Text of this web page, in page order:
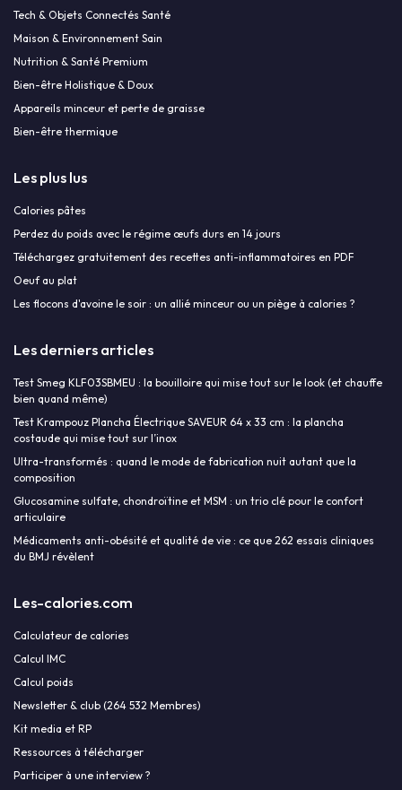
Tech & Objets Connectés Santé
Maison & Environnement Sain
Nutrition & Santé Premium
Bien-être Holistique & Doux
Appareils minceur et perte de graisse
Bien-être thermique
Les plus lus
Calories pâtes
Perdez du poids avec le régime œufs durs en 14 jours
Téléchargez gratuitement des recettes anti-inflammatoires en PDF
Oeuf au plat
Les flocons d'avoine le soir : un allié minceur ou un piège à calories ?
Les derniers articles
Test Smeg KLF03SBMEU : la bouilloire qui mise tout sur le look (et chauffe
bien quand même)
Test Krampouz Plancha Électrique SAVEUR 64 x 33 cm : la plancha
costaude qui mise tout sur l’inox
Ultra-transformés : quand le mode de fabrication nuit autant que la
composition
Glucosamine sulfate, chondroïtine et MSM : un trio clé pour le confort
articulaire
Médicaments anti-obésité et qualité de vie : ce que 262 essais cliniques
du BMJ révèlent
Les-calories.com
Calculateur de calories
Calcul IMC
Calcul poids
Newsletter & club (264 532 Membres)
Kit media et RP
Ressources à télécharger
Participer à une interview ?